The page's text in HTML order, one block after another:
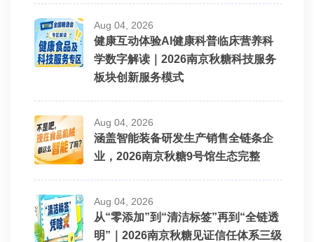
Aug 04, 2026
健康互动体验AI健康科普临床营养科
学数字解读｜2026南京秋糖科技服务
板块创新服务模式
Aug 04, 2026
涵盖智能装备研发生产销售全链条企
业，2026南京秋糖9号馆生态完整
Aug 04, 2026
从“零添加”到“清洁标签”再到“全链透
明”｜2026南京秋糖见证信任体系三级